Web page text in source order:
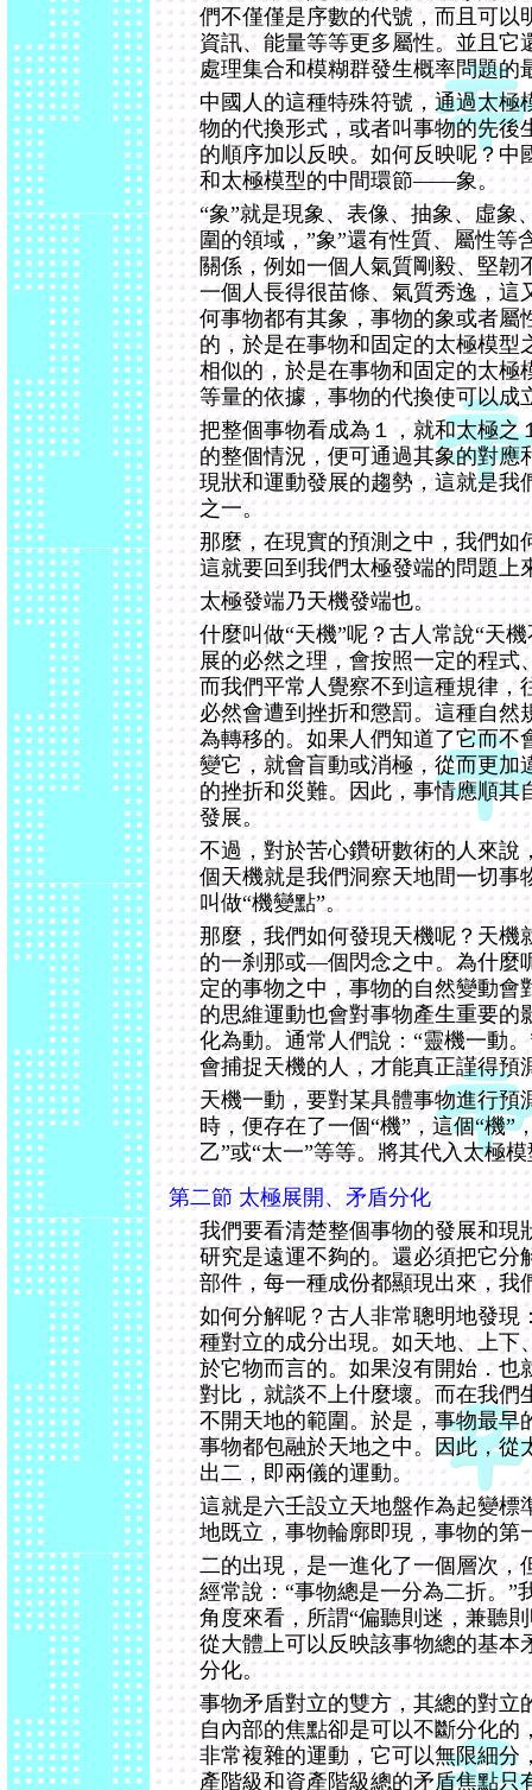
們不僅僅是序數的代號，而且可以
資訊、能量等等更多屬性。並且它
處理集合和模糊群發生概率問題的
中國人的這種特殊符號，通過太極
物的代換形式，或者叫事物的先後
的順序加以反映。如何反映呢？中
和太極模型的中間環節——象。
“象”就是現象、表像、抽象、虛象
圍的領域，”象”還有性質、屬性等
關係，例如一個人氣質剛毅、堅韌
一個人長得很苗條、氣質秀逸，這
何事物都有其象，事物的象或者屬
的，於是在事物和固定的太極模型
相似的，於是在事物和固定的太極
等量的依據，事物的代換使可以成
把整個事物看成為１，就和太極之
的整個情況，便可通過其象的對應
現狀和運動發展的趨勢，這就是我
之一。
那麼，在現實的預測之中，我們如
這就要回到我們太極發端的問題上
太極發端乃天機發端也。
什麼叫做“天機”呢？古人常說“天
展的必然之理，會按照一定的程式
而我們平常人覺察不到這種規律，
必然會遭到挫折和懲罰。這種自然
為轉移的。如果人們知道了它而不
變它，就會盲動或消極，從而更加
的挫折和災難。因此，事情應順其
發展。
不過，對於苦心鑽研數術的人來說
個天機就是我們洞察天地間一切事
叫做“機變點”。
那麼，我們如何發現天機呢？天機
的一刹那或—個閃念之中。為什麼
定的事物之中，事物的自然變動會
的思維運動也會對事物產生重要的
化為動。通常人們說：“靈機一動
會捕捉天機的人，才能真正謹得預
天機一動，要對某具體事物進行預
時，便存在了一個“機”，這個“機”
乙”或“太一”等等。將其代入太極
第二節 太極展開、矛盾分化
我們要看清楚整個事物的發展和現
研究是遠運不夠的。還必須把它分
部件，每一種成份都顯現出來，我
如何分解呢？古人非常聰明地發現
種對立的成分出現。如天地、上下
於它物而言的。如果沒有開始．也
對比，就談不上什麼壞。而在我們
不開天地的範圍。於是，事物最早
事物都包融於天地之中。因此，從
出二，即兩儀的運動。
這就是六壬設立天地盤作為起變標
地既立，事物輪廓即現，事物的第
二的出現，是一進化了一個層次，
經常說：“事物總是一分為二折。”
角度來看，所謂“偏聽則迷，兼聽
從大體上可以反映該事物總的基本
分化。
事物矛盾對立的雙方，其總的對立
自內部的焦點卻是可以不斷分化的
非常複雜的運動，它可以無限細分
產階級和資產階級總的矛盾焦點只